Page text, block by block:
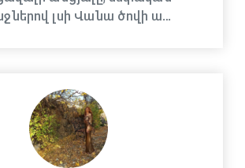
լսի Վանա ծովի ա…